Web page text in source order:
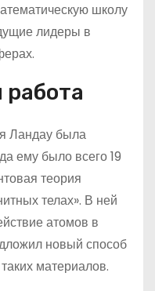
школу
лидеры в
работа
Ландау была
ему было всего 19
теория
телах». В ней
атомов в
новый способ
материалов.